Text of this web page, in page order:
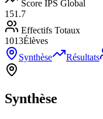
Score IPS Global
151.7
Effectifs Totaux
1013Élèves
Synthèse
Résultats
Synthèse